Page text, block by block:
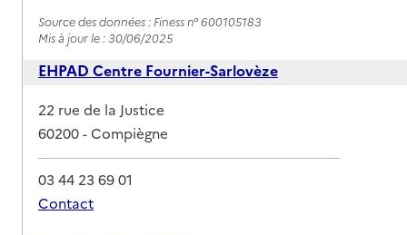
Source des données : Finess n° 600105183
Mis à jour le : 30/06/2025
EHPAD Centre Fournier-Sarlovèze
Adresse
22 rue de la Justice
60200-Compiègne
03 44 23 69 01
Contact